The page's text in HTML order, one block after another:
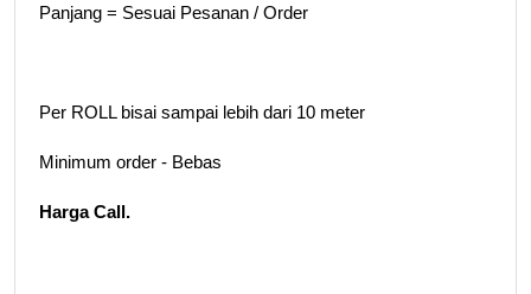
Panjang = Sesuai Pesanan / Order
Per ROLL bisai sampai lebih dari 10 meter
Minimum order - Bebas
Harga Call.